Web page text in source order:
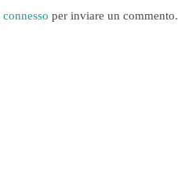
connesso per inviare un commento.